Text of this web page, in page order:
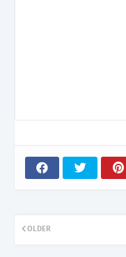
OLDER